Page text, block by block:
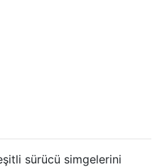
sürücü simgelerini